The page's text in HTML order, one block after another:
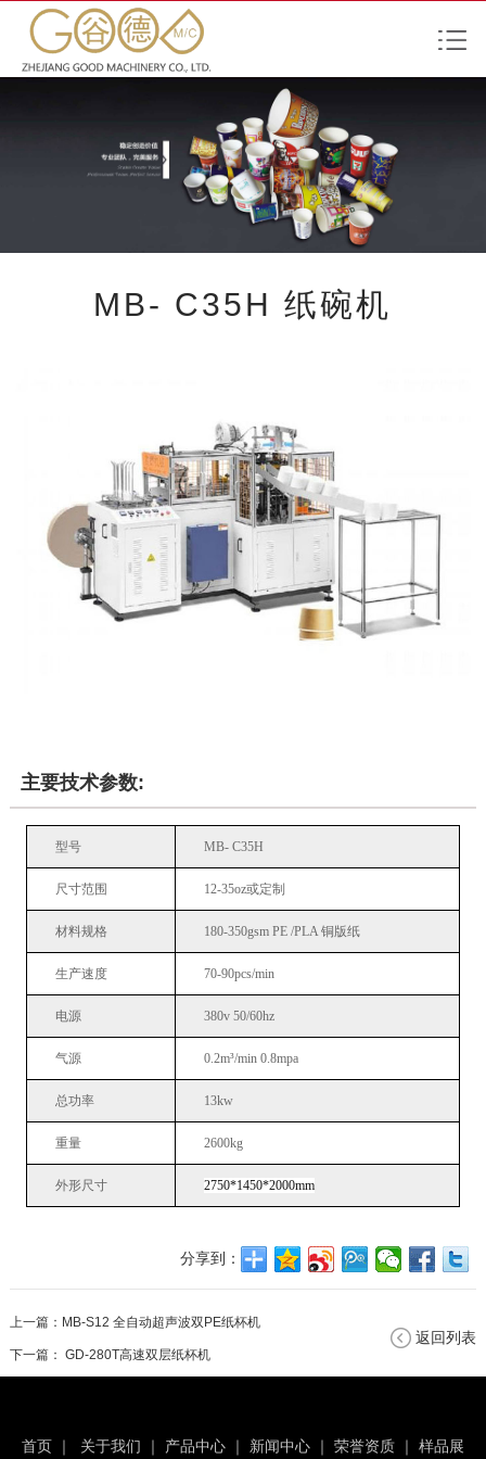
MB- C35H 纸碗机
主要技术参数:
型号 MB- C35H
尺寸范围 12-35oz或定制
材料规格 180-350gsm PE /PLA 铜版纸
生产速度 70-90pcs/min
电源 380v 50/60hz
气源 0.2m³/min 0.8mpa
总功率 13kw
重量 2600kg
外形尺寸 2750*1450*2000mm
分享到：
上一篇： MB-S12 全自动超声波双PE纸杯机
下一篇： GD-280T高速双层纸杯机
返回列表
首页｜ 关于我们 ｜ 产品中心｜ 新闻中心｜ 荣誉资质｜ 样品展